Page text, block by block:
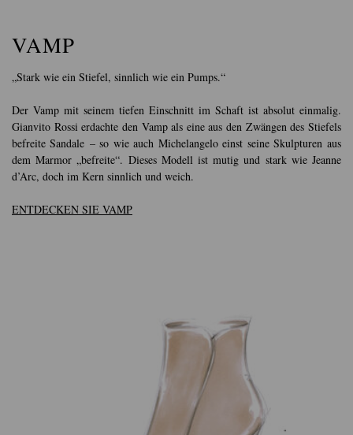
VAMP
„Stark wie ein Stiefel, sinnlich wie ein Pumps.“
Der Vamp mit seinem tiefen Einschnitt im Schaft ist absolut einmalig.
Gianvito Rossi erdachte den Vamp als eine aus den Zwängen des Stiefels
befreite Sandale – so wie auch Michelangelo einst seine Skulpturen aus
dem Marmor „befreite“. Dieses Modell ist mutig und stark wie Jeanne
d’Arc, doch im Kern sinnlich und weich.
ENTDECKEN SIE VAMP